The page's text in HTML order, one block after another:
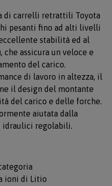
di carrelli retrattili Toyota
pesanti fino ad alti livelli
stabilità ed al
assicura un veloce e
del carico.
di lavoro in altezza, il
il design del montante
del carico e delle forche.
aiutata dalla
idraulici regolabili.
ioni di Litio